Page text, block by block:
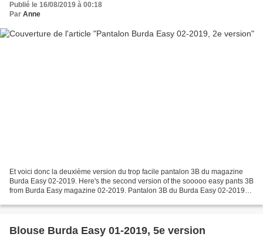
Publié le 16/08/2019 à 00:18
Par Anne
Et voici donc la deuxième version du trop facile pantalon 3B du magazine
Burda Easy 02-2019. Here's the second version of the sooooo easy pants 3B
from Burda Easy magazine 02-2019. Pantalon 3B du Burda Easy 02-2019
Blouse Burda Easy 01-2019, 5e version